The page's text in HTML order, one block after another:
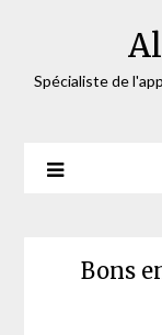
Spécialiste de
Bons